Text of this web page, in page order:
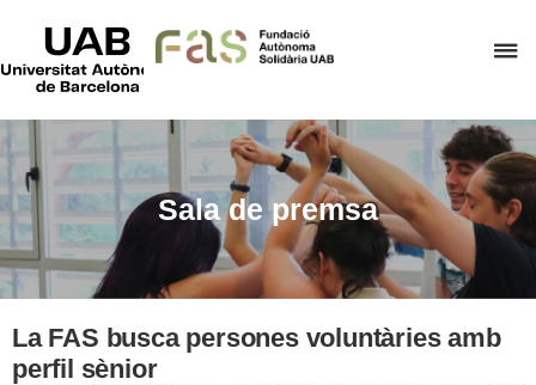
el
Sala de premsa
La FAS busca persones voluntàries amb
perfil sènior